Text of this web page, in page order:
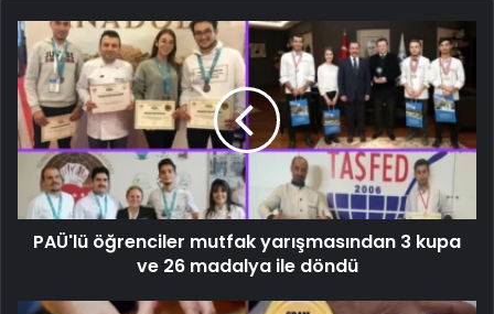
PAÜ'lü öğrenciler mutfak yarışmasından 3 kupa
ve 26 madalya ile döndü